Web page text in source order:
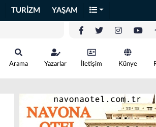
TURİZM YAŞAM
Arama Yazarlar İletişim Künye